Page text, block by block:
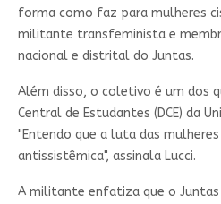
forma como faz para mulheres
militante transfeminista e
nacional e distrital do Juntas.
Além disso, o coletivo é um dos
Central de Estudantes (DCE) da
"Entendo que a luta das
antissistêmica", assinala Lucci.
A militante enfatiza que o Juntas